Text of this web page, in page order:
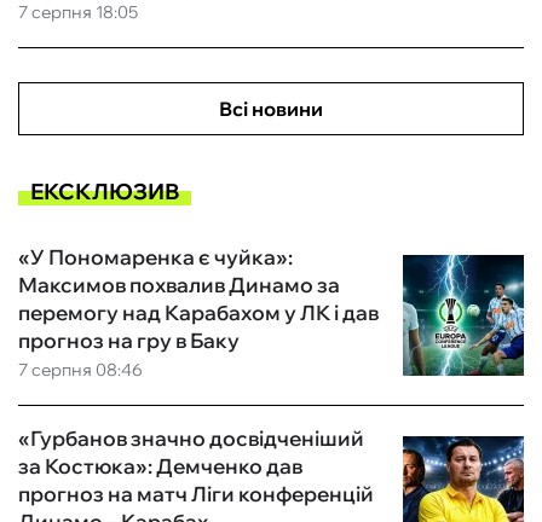
7 серпня 18:05
Всі новини
ЕКСКЛЮЗИВ
7 серпня 08:46
«У Пономаренка є чуйка»:
Максимов похвалив Динамо за
перемогу над Карабахом у ЛК і дав
прогноз на гру в Баку
«Гурбанов значно досвідченіший
за Костюка»: Демченко дав
прогноз на матч Ліги конференцій